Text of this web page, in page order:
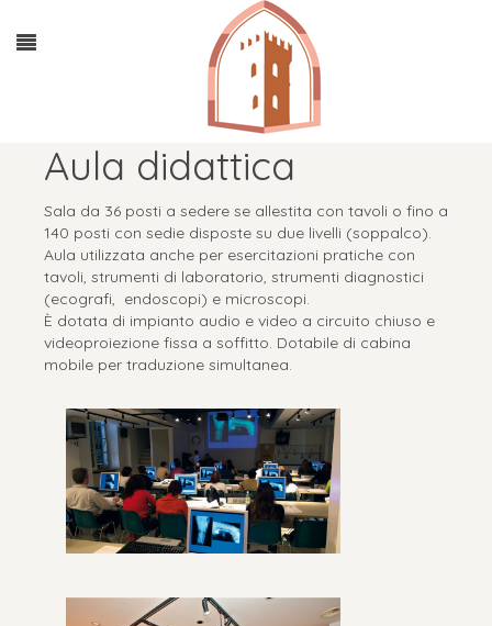
Aula didattica
Sala da 36 posti a sedere se allestita con tavoli o fino a
140 posti con sedie disposte su due livelli (soppalco).
Aula utilizzata anche per esercitazioni pratiche con
tavoli, strumenti di laboratorio, strumenti diagnostici
(ecografi, endoscopi) e microscopi.
È dotata di impianto audio e video a circuito chiuso e
videoproiezione fissa a soffitto. Dotabile di cabina
mobile per traduzione simultanea.